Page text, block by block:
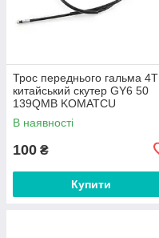
Трос переднього гальма 4T
китайський скутер GY6 50
139QMB KOMATCU
В наявності
100 ₴
Купити